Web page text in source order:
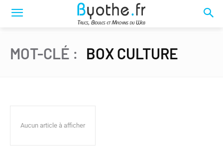
MOT-CLÉ : BOX CULTURE
Aucun article à afficher